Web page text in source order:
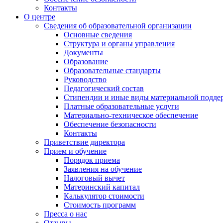
Контакты
О центре
Сведения об образовательной организации
Основные сведения
Структура и органы управления
Документы
Образование
Образовательные стандарты
Руководство
Педагогический состав
Стипендии и иные виды материальной
Платные образовательные услуги
Материально-техническое обеспечение
Обеспечение безопасности
Контакты
Приветствие директора
Прием и обучение
Порядок приема
Заявления на обучение
Налоговый вычет
Материнский капитал
Калькулятор стоимости
Стоимость программ
Пресса о нас